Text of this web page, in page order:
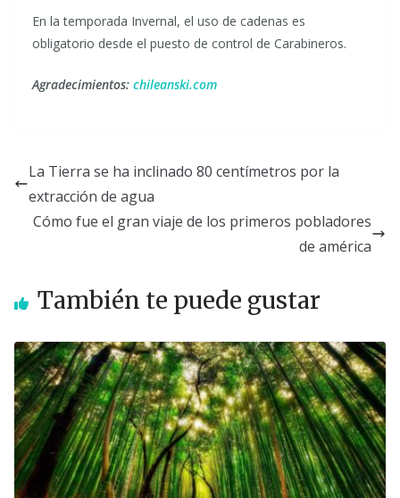
En la temporada Invernal, el uso de cadenas es
obligatorio desde el puesto de control de Carabineros.
Agradecimientos: chileanski.com
La Tierra se ha inclinado 80 centímetros por la
extracción de agua
Cómo fue el gran viaje de los primeros pobladores
de américa
También te puede gustar